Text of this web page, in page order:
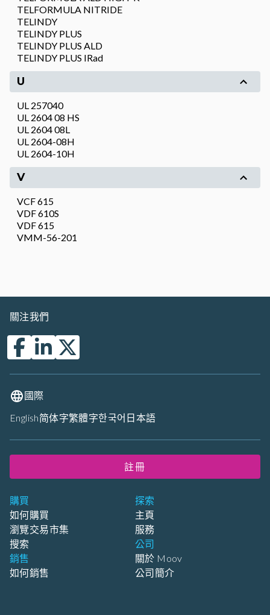
TELFORMULA NITRIDE
TELINDY
TELINDY PLUS
TELINDY PLUS ALD
TELINDY PLUS IRad
U
UL 257040
UL 2604 08 HS
UL 2604 08L
UL 2604-08H
UL 2604-10H
V
VCF 615
VDF 610S
VDF 615
VMM-56-201
購買
如何購買
瀏覽交易市集
搜索
銷售
如何銷售
探索
主頁
服務
公司
關於 Moov
公司簡介
關注我們
國際
English简体字繁體字한국어 日本語
註冊